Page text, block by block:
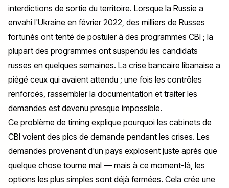
interdictions de sortie du territoire. Lorsque la Russie a
envahi l'Ukraine en février 2022, des milliers de Russes
fortunés ont tenté de postuler à des programmes CBI ; la
plupart des programmes ont suspendu les candidats
russes en quelques semaines. La crise bancaire libanaise a
piégé ceux qui avaient attendu ; une fois les contrôles
renforcés, rassembler la documentation et traiter les
demandes est devenu presque impossible.
Ce problème de timing explique pourquoi les cabinets de
CBI voient des pics de demande pendant les crises. Les
demandes provenant d'un pays explosent juste après que
quelque chose tourne mal — mais à ce moment-là, les
options les plus simples sont déjà fermées. Cela crée une